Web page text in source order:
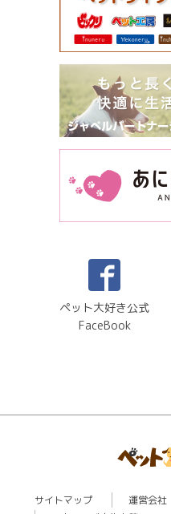
ペット大好き公式
FaceBook
サイトマップ 運営会社